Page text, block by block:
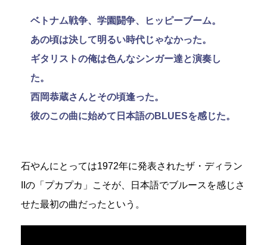
ベトナム戦争、学園闘争、ヒッピーブーム。
あの頃は決して明るい時代じゃなかった。
ギタリストの俺は色んなシンガー達と演奏し
た。
西岡恭蔵さんとその頃逢った。
彼のこの曲に始めて日本語のBLUESを感じた。
石やんにとっては1972年に発表されたザ・ディラン
IIの「プカプカ」こそが、日本語でブルースを感じさ
せた最初の曲だったという。